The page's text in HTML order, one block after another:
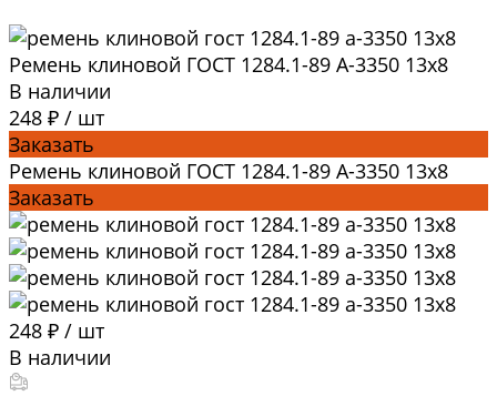
Ремень клиновой ГОСТ 1284.1-89 А-3350 13x8
В наличии
248 ₽ / шт
Заказать
Ремень клиновой ГОСТ 1284.1-89 А-3350 13x8
Заказать
248 ₽ / шт
В наличии